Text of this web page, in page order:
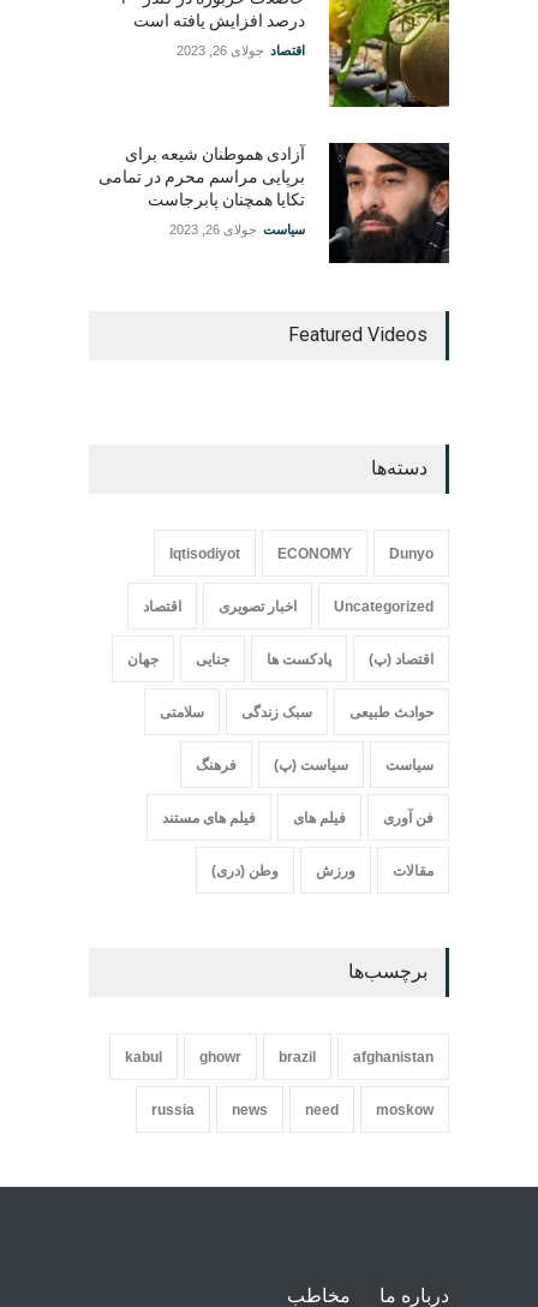
درصد افزایش یافته است
اقتصاد جولای 26, 2023
آزادی هموطنان شیعه برای
برپایی مراسم محرم در تمامی
تکایا همچنان پابرجاست
سیاست جولای 26, 2023
Featured Videos
دسته‌ها
Dunyo
ECONOMY
Iqtisodiyot
Uncategorized اخبار تصویری اقتصاد
اقتصاد (پ) پادکست ها جنایی جهان
حواد‍‍‍ث طبیعی سبک زندگی سلامتی
سیاست سیاست (پ) فرهنگ
فن آوری فیلم های فیلم های مستند
مقالات ورزش وطن (دری)
برچسب‌ها
afghanistan
brazil
ghowr
kabul
moskow
need
news
russia
درباره ما مخاطب